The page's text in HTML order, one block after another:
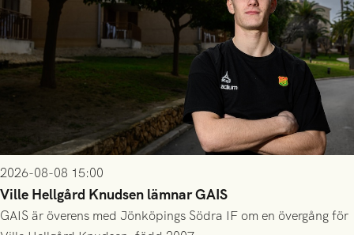
2026-08-08 15:00
Ville Hellgård Knudsen lämnar GAIS
GAIS är överens med Jönköpings Södra IF om en övergång för